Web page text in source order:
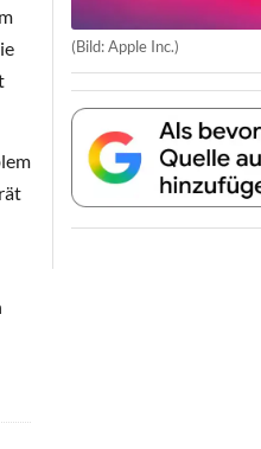
(Bild: Apple Inc.)